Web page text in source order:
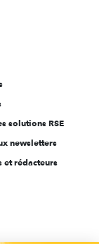
solutions RSE
newsletters
et rédacteurs